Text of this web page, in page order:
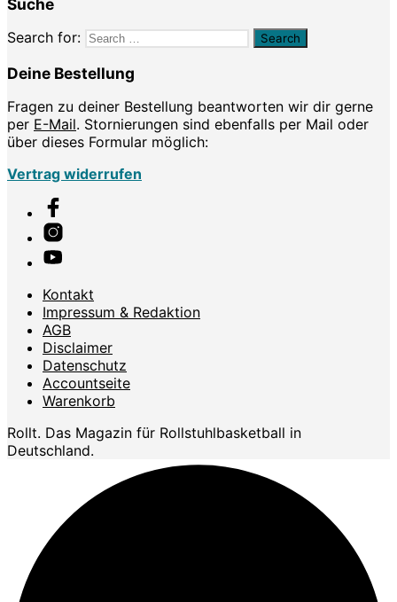
Suche
Search for:
Deine Bestellung
Fragen zu deiner Bestellung beantworten wir dir gerne
per E-Mail. Stornierungen sind ebenfalls per Mail oder
über dieses Formular möglich:
Vertrag widerrufen
Kontakt
Impressum & Redaktion
AGB
Disclaimer
Datenschutz
Accountseite
Warenkorb
Rollt. Das Magazin für Rollstuhlbasketball in
Deutschland.